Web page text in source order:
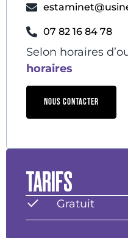
07 82 16 84 78
Selon horaires
horaires
NOUS CONTACTER
TARIFS
Gratuit